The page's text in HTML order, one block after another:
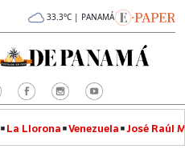
33.3°C | PANAMÁ
La Llorona Venezuela José Raúl